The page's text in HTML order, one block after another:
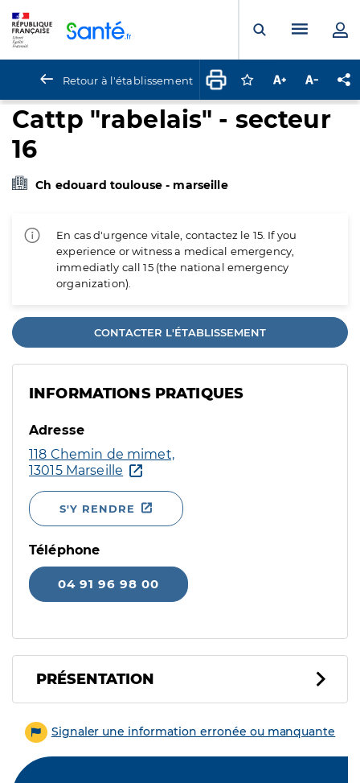
Ouvrir laMenu
Retour à l'établissement Connectez-vous
Augmenter la
Cattp "rabelais" - secteur
16
Ch edouard toulouse - marseille
En cas d'urgence vitale, contactez le 15. If you
experience or witness a medical emergency,
immediatly call 15 (the national emergency
organization).
CONTACTER L'ÉTABLISSEMENT
INFORMATIONS PRATIQUES
Adresse
118 Chemin de mimet,
13015 Marseille
S'Y RENDRE
Téléphone
04 91 96 98 00
PRÉSENTATION
Signaler une information erronée ou manquante